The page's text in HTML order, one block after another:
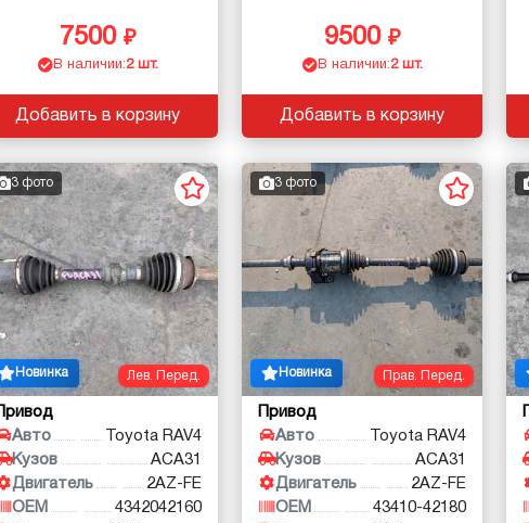
7500
В наличии:2 шт.
Добавить в корзину
9500
В наличии:2 шт.
Добавить в корзину
Лев. Перед.
3 фото
Новинка
Привод
Авто
Toyota RAV4
Кузов
ACA31
Двигатель
2AZ-FE
OEM
4342042160
Прав. Перед.
3 фото
Новинка
Привод
Авто
Toyota RAV4
Кузов
ACA31
Двигатель
2AZ-FE
OEM
43410-42180